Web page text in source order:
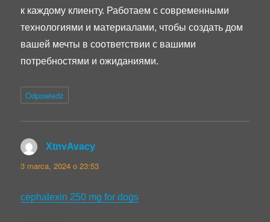
к каждому клиенту. Работаем с современными
технологиями и материалами, чтобы создать дом
вашей мечты в соответствии с вашими
потребностями и ожиданиями.
Odpowiedz
XtnvAvacy
3 marca, 2024 o 23:53
cephalexin 250 mg for dogs